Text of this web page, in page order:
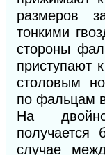
размеров
тонкими
стороны
приступают
столовым
по фальцам
На
получается
случае